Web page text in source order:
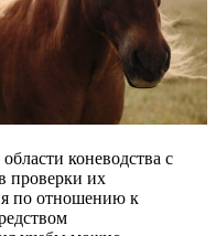
коневодства с
проверки их
по отношению к